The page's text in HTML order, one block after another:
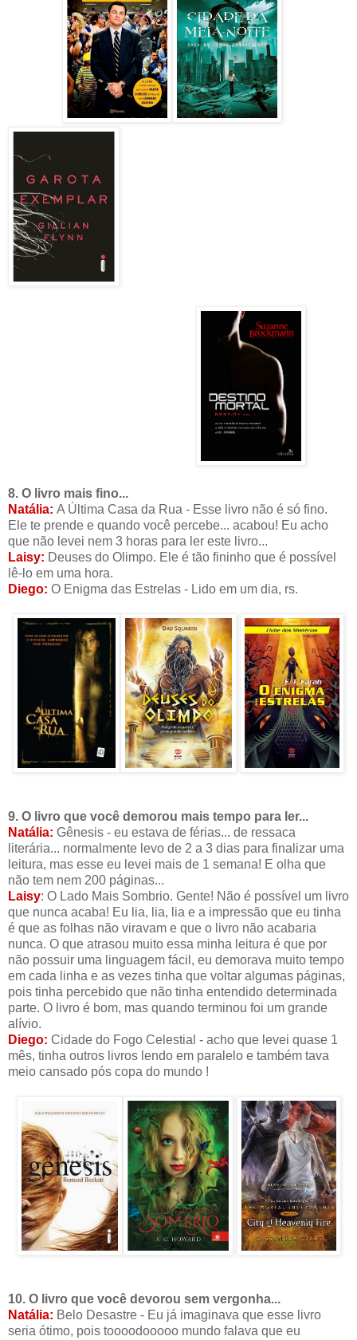
8. O livro mais fino...
Natália: A Última Casa da Rua - Esse livro não é só fino.
Ele te prende e quando você percebe... acabou! Eu acho
que não levei nem 3 horas para ler este livro...
Laisy: Deuses do Olimpo. Ele é tão fininho que é possível
lê-lo em uma hora.
Diego: O Enigma das Estrelas - Lido em um dia, rs.
9. O livro que você demorou mais tempo para ler...
Natália: Gênesis - eu estava de férias... de ressaca
literária... normalmente levo de 2 a 3 dias para finalizar uma
leitura, mas esse eu levei mais de 1 semana! E olha que
não tem nem 200 páginas...
Laisy: O Lado Mais Sombrio. Gente! Não é possível um livro
que nunca acaba! Eu lia, lia, lia e a impressão que eu tinha
é que as folhas não viravam e que o livro não acabaria
nunca. O que atrasou muito essa minha leitura é que por
não possuir uma linguagem fácil, eu demorava muito tempo
em cada linha e as vezes tinha que voltar algumas páginas,
pois tinha percebido que não tinha entendido determinada
parte. O livro é bom, mas quando terminou foi um grande
alívio.
Diego: Cidade do Fogo Celestial - acho que levei quase 1
mês, tinha outros livros lendo em paralelo e também tava
meio cansado pós copa do mundo !
10. O livro que você devorou sem vergonha...
Natália: Belo Desastre - Eu já imaginava que esse livro
seria ótimo, pois toooodooooo mundo falava que eu